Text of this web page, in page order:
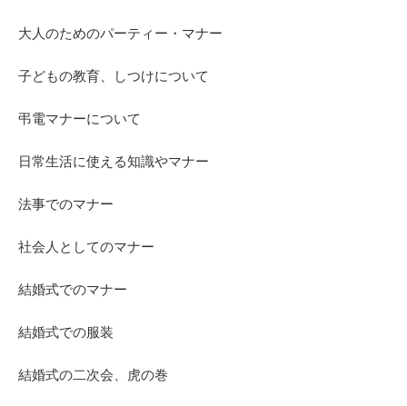
大人のためのパーティー・マナー
子どもの教育、しつけについて
弔電マナーについて
日常生活に使える知識やマナー
法事でのマナー
社会人としてのマナー
結婚式でのマナー
結婚式での服装
結婚式の二次会、虎の巻